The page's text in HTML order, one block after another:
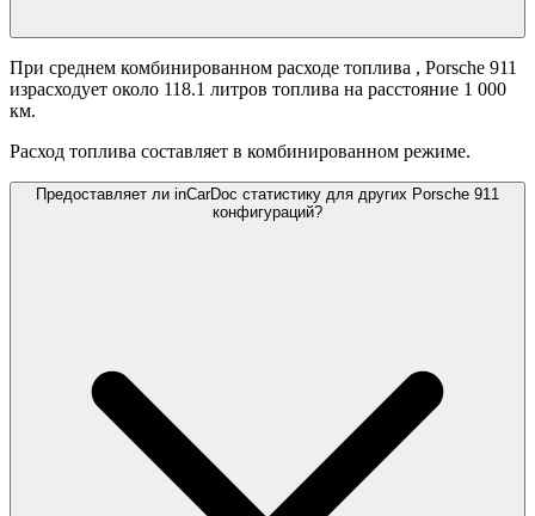
При среднем комбинированном расходе топлива , Porsche 911
израсходует около 118.1 литров топлива на расстояние 1 000
км.
Расход топлива составляет в комбинированном режиме.
Предоставляет ли inCarDoc статистику для других Porsche 911
конфигураций?